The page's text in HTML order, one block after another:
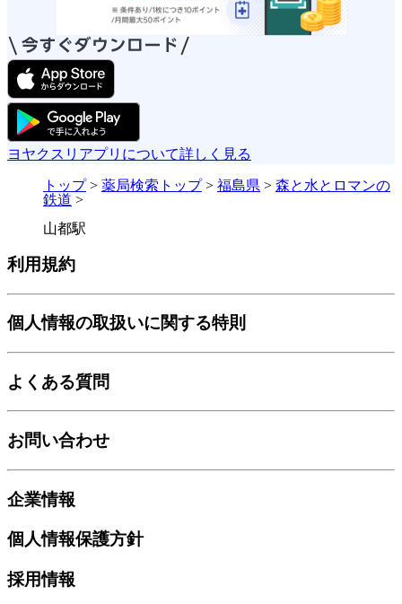
ヨヤクスリアプリについて詳しく見る
トップ> 薬局検索トップ> 福島県 > 森と水とロマンの
鉄道 >
山都駅
利用規約
個人情報の取扱いに関する特則
よくある質問
お問い合わせ
企業情報
個人情報保護方針
採用情報